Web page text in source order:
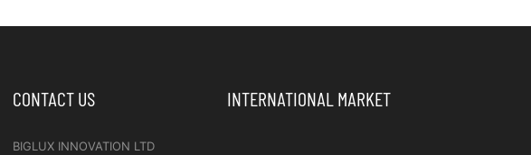
CONTACT US
BIGLUX INNOVATION LTD
INTERNATIONAL MARKET